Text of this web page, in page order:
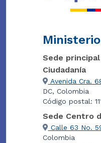
Sede
Ciudadanía
Avenida Cra.
DC, Colombia
Código postal:
Sede Centro
Calle 63 No.
Colombia